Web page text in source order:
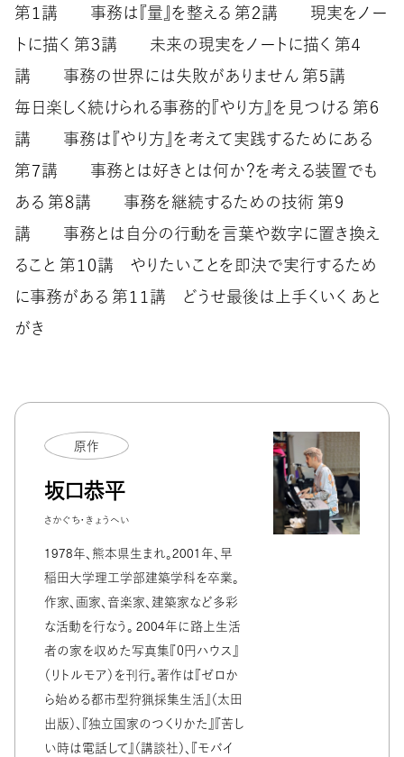
第１講 事務は『量』を整える 第２講 現実をノー
トに描く 第３講 未来の現実をノートに描く 第４
講 事務の世界には失敗がありません 第５講
毎日楽しく続けられる事務的『やり方』を見つける 第６
講 事務は『やり方』を考えて実践するためにある
第７講 事務とは好きとは何か？を考える装置でも
ある 第８講 事務を継続するための技術 第９
講 事務とは自分の行動を言葉や数字に置き換え
ること 第１０講 やりたいことを即決で実行するため
に事務がある 第１１講 どうせ最後は上手くいく あと
がき
原作
坂口恭平
さかぐち・きょうへい
1978年、熊本県生まれ。2001年、早
稲田大学理工学部建築学科を卒業。
作家、画家、音楽家、建築家など多彩
な活動を行なう。 2004年に路上生活
者の家を収めた写真集『０円ハウス』
（リトルモア）を刊行。著作は『ゼロか
ら始める都市型狩猟採集生活』（太田
出版）、『独立国家のつくりかた』『苦し
い時は電話して』（講談社）、『モバイ